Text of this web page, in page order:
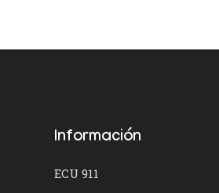
Información
ECU 911